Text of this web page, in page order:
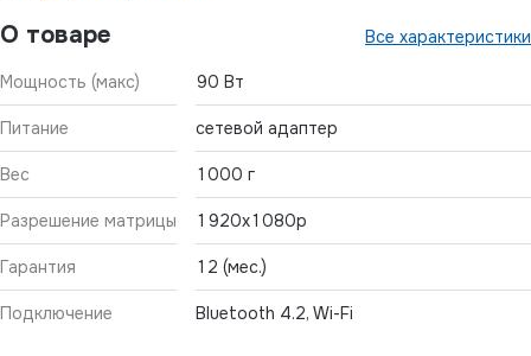
О товаре Все характеристики
Мощность (макс) 90 Вт
Питание сетевой адаптер
Вес 1000 г
Разрешение матрицы 1920x1080p
Гарантия 12 (мес.)
Подключение Bluetooth 4.2, Wi-Fi